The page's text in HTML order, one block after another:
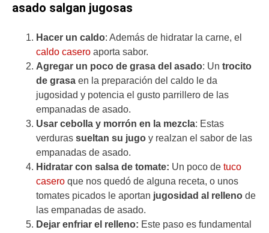
asado salgan jugosas
Hacer un caldo: Además de hidratar la carne, el
caldo casero aporta sabor.
Agregar un poco de grasa del asado: Un trocito
de grasa en la preparación del caldo le da
jugosidad y potencia el gusto parrillero de las
empanadas de asado.
Usar cebolla y morrón en la mezcla: Estas
verduras sueltan su jugo y realzan el sabor de las
empanadas de asado.
Hidratar con salsa de tomate: Un poco de tuco
casero que nos quedó de alguna receta, o unos
tomates picados le aportan jugosidad al relleno de
las empanadas de asado.
Dejar enfriar el relleno: Este paso es fundamental